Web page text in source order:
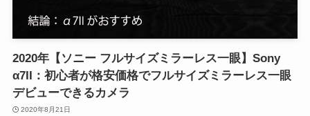
2020年【ソニー フルサイズミラーレス一眼】Sony
α7II：初心者が格安価格でフルサイズミラーレス一眼
デビューできるカメラ
2020年8月21日